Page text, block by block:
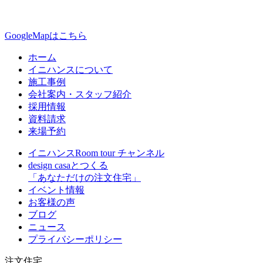
GoogleMapはこちら
ホーム
イニハンスについて
施工事例
会社案内・スタッフ紹介
採用情報
資料請求
来場予約
イニハンスRoom tour チャンネル
design casaとつくる
「あなただけの注文住宅」
イベント情報
お客様の声
ブログ
ニュース
プライバシーポリシー